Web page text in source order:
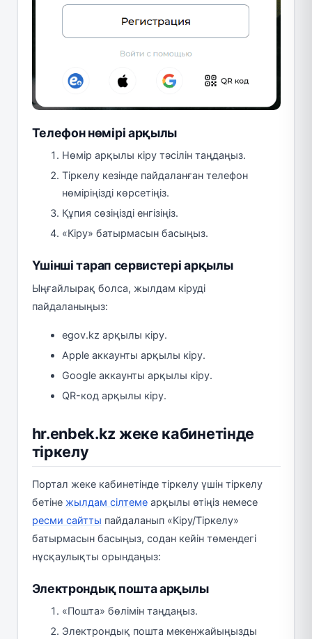
Телефон нөмірі арқылы
Нөмір арқылы кіру тәсілін таңдаңыз.
Тіркелу кезінде пайдаланған телефон
нөміріңізді көрсетіңіз.
Құпия сөзіңізді енгізіңіз.
«Кіру» батырмасын басыңыз.
Үшінші тарап сервистері арқылы
Ыңғайлырақ болса, жылдам кіруді
пайдаланыңыз:
egov.kz арқылы кіру.
Apple аккаунты арқылы кіру.
Google аккаунты арқылы кіру.
QR-код арқылы кіру.
hr.enbek.kz жеке кабинетінде
тіркелу
Портал жеке кабинетінде тіркелу үшін тіркелу
бетіне жылдам сілтемеарқылы өтіңіз немесе
ресми сайтты пайдаланып «Кіру/Тіркелу»
батырмасын басыңыз, содан кейін төмендегі
нұсқаулықты орындаңыз:
Электрондық пошта арқылы
«Пошта» бөлімін таңдаңыз.
Электрондық пошта мекенжайыңызды